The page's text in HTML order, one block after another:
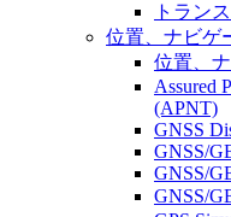
トラン
位置、ナビゲ
位置、
Assured
(APNT)
GNSS
GNSS/
GNSS/
GNSS/